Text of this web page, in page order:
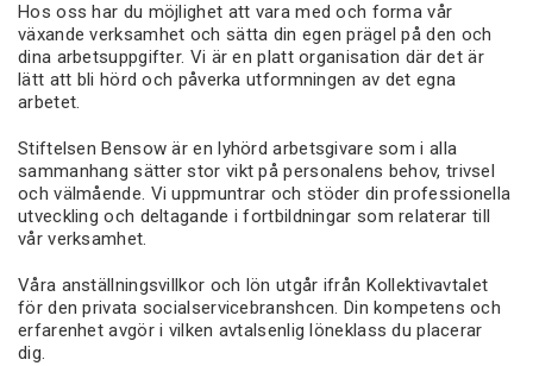
Hos oss har du möjlighet att vara med och forma vår
växande verksamhet och sätta din egen prägel på den och
dina arbetsuppgifter. Vi är en platt organisation där det är
lätt att bli hörd och påverka utformningen av det egna
arbetet.
Stiftelsen Bensow är en lyhörd arbetsgivare som i alla
sammanhang sätter stor vikt på personalens behov, trivsel
och välmående. Vi uppmuntrar och stöder din professionella
utveckling och deltagande i fortbildningar som relaterar till
vår verksamhet.
Våra anställningsvillkor och lön utgår ifrån Kollektivavtalet
för den privata socialservicebranshcen. Din kompetens och
erfarenhet avgör i vilken avtalsenlig löneklass du placerar
dig.